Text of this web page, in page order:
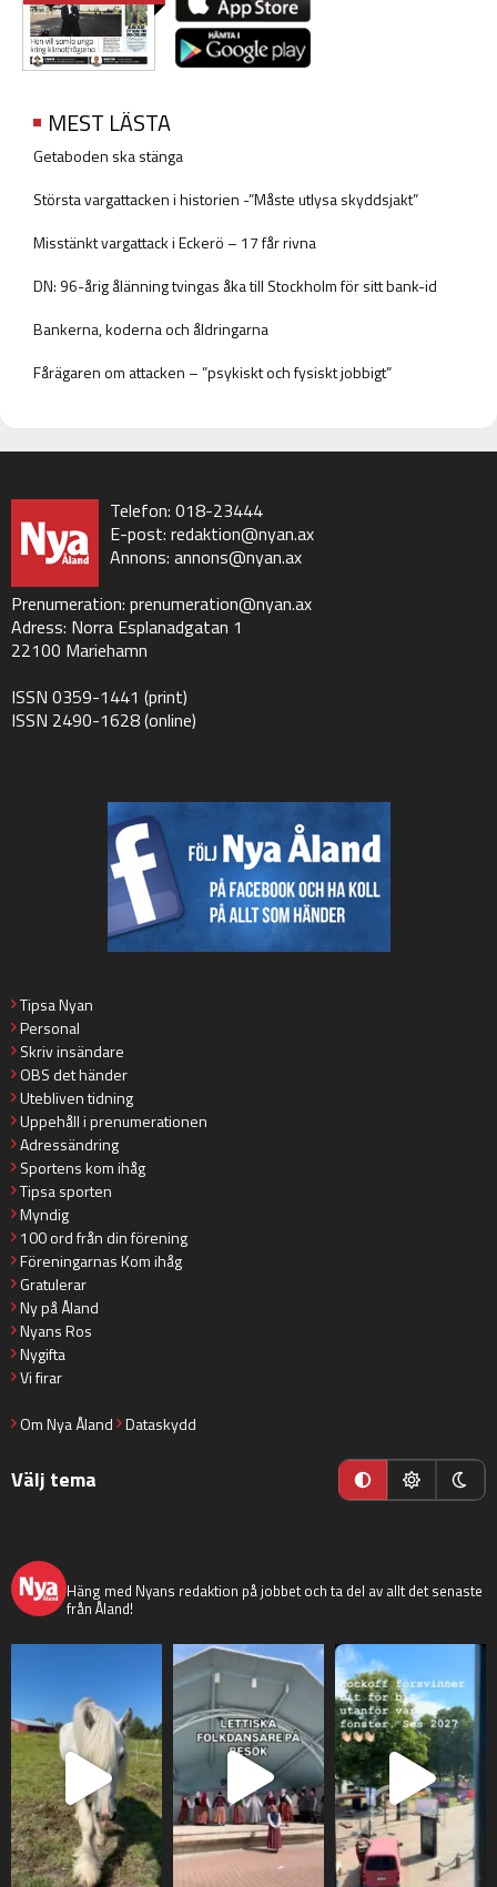
MEST LÄSTA
Getaboden ska stänga
Största vargattacken i historien -”Måste utlysa skyddsjakt”
Misstänkt vargattack i Eckerö – 17 får rivna
DN: 96-årig ålänning tvingas åka till Stockholm för sitt bank-id
Bankerna, koderna och åldringarna
Fårägaren om attacken – ”psykiskt och fysiskt jobbigt”
Telefon: 018-23444
E-post: redaktion@nyan.ax
Annons: annons@nyan.ax
Prenumeration: prenumeration@nyan.ax
Adress: Norra Esplanadgatan 1
22100 Mariehamn
ISSN 0359-1441 (print)
ISSN 2490-1628 (online)
Tipsa Nyan
Personal
Skriv insändare
OBS det händer
Utebliven tidning
Uppehåll i prenumerationen
Adressändring
Sportens kom ihåg
Tipsa sporten
Myndig
100 ord från din förening
Föreningarnas Kom ihåg
Gratulerar
Ny på Åland
Nyans Ros
Nygifta
Vi firar
Om Nya Åland Dataskydd
Välj tema
Häng med Nyans redaktion på jobbet och ta del av allt det senaste
från Åland!